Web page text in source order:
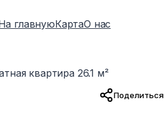
главнуюКартаО нас
квартира 26.1 м²
Поделиться